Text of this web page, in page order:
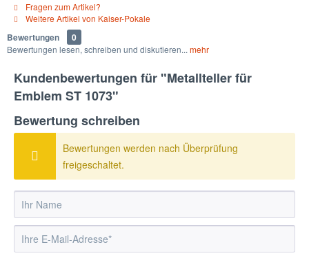
Fragen zum Artikel?
Weitere Artikel von Kaiser-Pokale
Bewertungen 0
Bewertungen lesen, schreiben und diskutieren... mehr
Kundenbewertungen für "Metallteller für
Emblem ST 1073"
Bewertung schreiben
Bewertungen werden nach Überprüfung
freigeschaltet.